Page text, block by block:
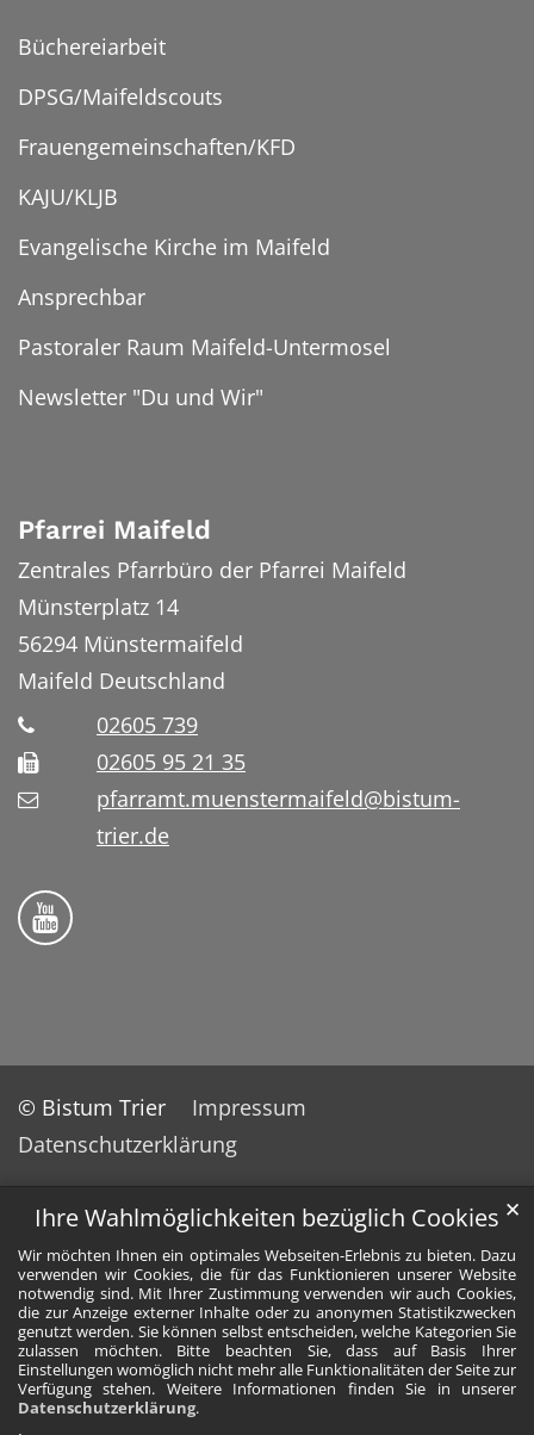
Ihre Wahlmöglichkeiten bezüglich Cookies
Wir möchten Ihnen ein optimales Webseiten-Erlebnis zu bieten. Dazu
verwenden wir Cookies, die für das Funktionieren unserer Website
notwendig sind. Mit Ihrer Zustimmung verwenden wir auch Cookies,
die zur Anzeige externer Inhalte oder zu anonymen Statistikzwecken
genutzt werden. Sie können selbst entscheiden, welche Kategorien Sie
zulassen möchten. Bitte beachten Sie, dass auf Basis Ihrer
Einstellungen womöglich nicht mehr alle Funktionalitäten der Seite zur
Verfügung stehen. Weitere Informationen finden Sie in unserer
Datenschutzerklärung.
✕
Büchereiarbeit
DPSG/Maifeldscouts
Frauengemeinschaften/KFD
KAJU/KLJB
Evangelische Kirche im Maifeld
Ansprechbar
Pastoraler Raum Maifeld-Untermosel
Newsletter "Du und Wir"
Pfarrei Maifeld
Zentrales Pfarrbüro der Pfarrei Maifeld
Münsterplatz 14
56294 Münstermaifeld
Maifeld Deutschland
02605 739
02605 95 21 35
pfarramt.muenstermaifeld@bistum-
trier.de
Folge uns auf YouTube
© Bistum Trier
Impressum
Datenschutzerklärung